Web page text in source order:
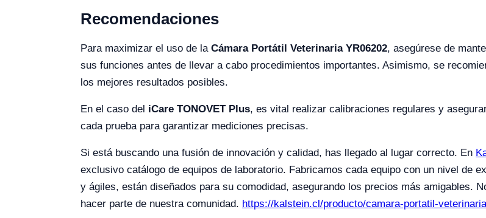
Recomendaciones
Para maximizar el uso de la Cámara Portátil Veterinaria YR06202, asegúrese de
sus funciones antes de llevar a cabo procedimientos importantes. Asimismo, se
los mejores resultados posibles.
En el caso del iCare TONOVET Plus, es vital realizar calibraciones regulares y
cada prueba para garantizar mediciones precisas.
Si está buscando una fusión de innovación y calidad, has llegado al lugar correcto. En
exclusivo catálogo de equipos de laboratorio. Fabricamos cada equipo con un nivel de
y ágiles, están diseñados para su comodidad, asegurando los precios más amigables.
hacer parte de nuestra comunidad. https://kalstein.cl/producto/camara-portatil-